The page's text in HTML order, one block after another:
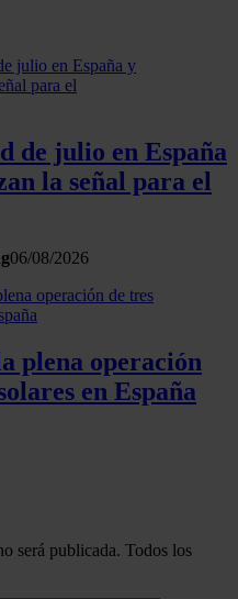
de julio en España
la señal para el
06/08/2026
plena operación
en España
será publicada. Todos los